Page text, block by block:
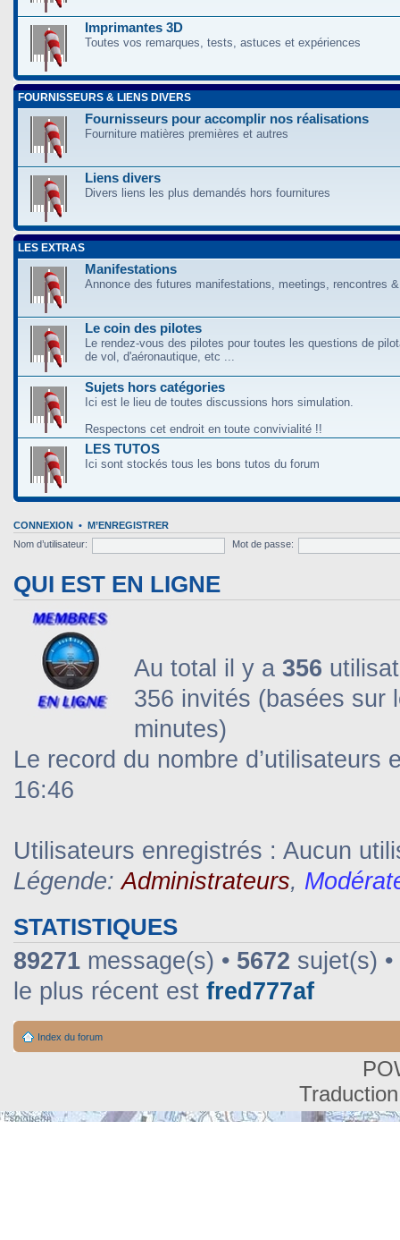
Imprimantes 3D
Toutes vos remarques, tests, astuces et expériences
FOURNISSEURS & LIENS DIVERS
Fournisseurs pour accomplir nos réalisations
Fourniture matières premières et autres
Liens divers
Divers liens les plus demandés hors fournitures
LES EXTRAS
Manifestations
Annonce des futures manifestations, meetings, rencontres
Le coin des pilotes
Le rendez-vous des pilotes pour toutes les questions de
de vol, d'aéronautique, etc ...
Sujets hors catégories
Ici est le lieu de toutes discussions hors simulation.
Respectons cet endroit en toute convivialité !!
LES TUTOS
Ici sont stockés tous les bons tutos du forum
CONNEXION • M’ENREGISTRER
Nom d’utilisateur:
Mot de passe:
QUI EST EN LIGNE
Au total il y a 356
356 invités (basées sur
minutes)
Le record du nombre d’utilisateurs
16:46
Utilisateurs enregistrés : Aucun
Légende:Administrateurs,
STATISTIQUES
89271 message(s) • 5672 sujet(s) •
le plus récent est fred777af
Index du forum